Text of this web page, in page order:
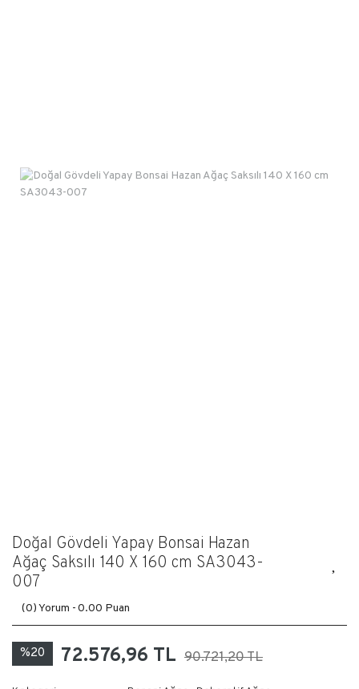
Doğal Gövdeli Yapay Bonsai Hazan
Ağaç Saksılı 140 X 160 cm SA3043-
007
(0) Yorum -0.00 Puan
%20 72.576,96 TL 90.721,20 TL